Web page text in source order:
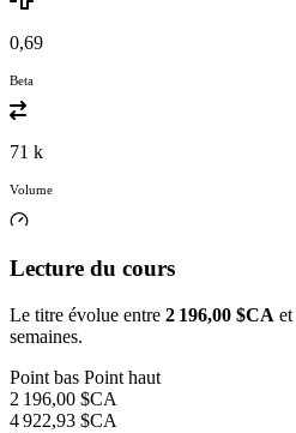
0,69
Beta
71 k
Volume
Lecture du cours
Le titre évolue entre 2 196,00 $CA et
semaines.
Point bas Point haut
2 196,00 $CA
4 922,93 $CA